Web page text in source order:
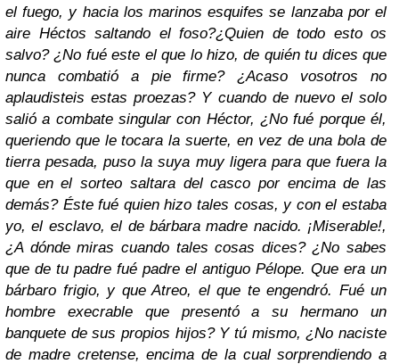
el fuego, y hacia los marinos esquifes se lanzaba por el
aire Héctos saltando el foso?¿Quien de todo esto os
salvo? ¿No fué este el que lo hizo, de quién tu dices que
nunca combatió a pie firme? ¿Acaso vosotros no
aplaudisteis estas proezas? Y cuando de nuevo el solo
salió a combate singular con Héctor, ¿No fué porque él,
queriendo que le tocara la suerte, en vez de una bola de
tierra pesada, puso la suya muy ligera para que fuera la
que en el sorteo saltara del casco por encima de las
demás? Éste fué quien hizo tales cosas, y con el estaba
yo, el esclavo, el de bárbara madre nacido. ¡Miserable!,
¿A dónde miras cuando tales cosas dices? ¿No sabes
que de tu padre fué padre el antiguo Pélope. Que era un
bárbaro frigio, y que Atreo, el que te engendró. Fué un
hombre execrable que presentó a su hermano un
banquete de sus propios hijos? Y tú mismo, ¿No naciste
de madre cretense, encima de la cual sorprendiendo a